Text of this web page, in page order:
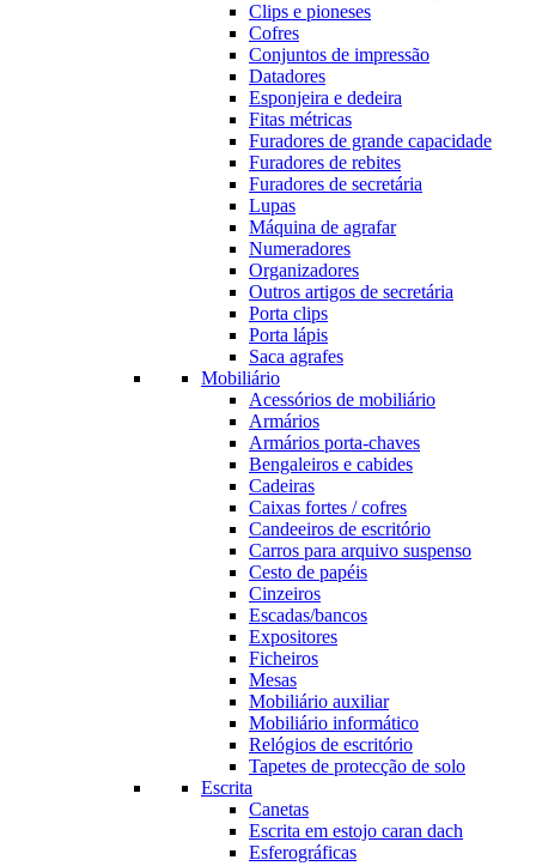
Clips e pioneses
Cofres
Conjuntos de impressão
Datadores
Esponjeira e dedeira
Fitas métricas
Furadores de grande capacidade
Furadores de rebites
Furadores de secretária
Lupas
Máquina de agrafar
Numeradores
Organizadores
Outros artigos de secretária
Porta clips
Porta lápis
Saca agrafes
Mobiliário
Acessórios de mobiliário
Armários
Armários porta-chaves
Bengaleiros e cabides
Cadeiras
Caixas fortes / cofres
Candeeiros de escritório
Carros para arquivo suspenso
Cesto de papéis
Cinzeiros
Escadas/bancos
Expositores
Ficheiros
Mesas
Mobiliário auxiliar
Mobiliário informático
Relógios de escritório
Tapetes de protecção de solo
Escrita
Canetas
Escrita em estojo caran dach
Esferográficas